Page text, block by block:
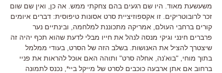
משעשעת מאוד. היו שם רגעים בהם צחקתי ממש. אה כן, ואין שם שום
זכר לרובוטריקים. זו אקספוזיציית סרט אסונות טיפוסית: דברים איומים
קורים ברחבי העולם, אמריקה מתכוננת למלחמה, ובינתיים נער
פרברים חינני וגיקי מנסה לנהל את חייו מבלי לדעת שהוא תכף יהיה זה
שיצטרך להציל את האנושות. בשלב הזה של הסרט, בעודי ממלמל
בתוך מוחי, "בוא'נה, אחלה סרט" ותוהה האם אוכל להראות את פניי
ברחוב אם אתן ארבעה כוכבים לסרט של מייקל ביי*, נכנס לתמונה